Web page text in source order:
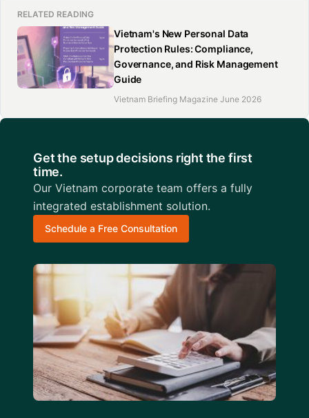
RELATED READING
Vietnam's New Personal Data
Protection Rules: Compliance,
Governance, and Risk Management
Guide
Vietnam Briefing Magazine June 2026
Get the setup decisions right the first
time.
Our Vietnam corporate team offers a fully
integrated establishment solution.
Schedule a Free Consultation